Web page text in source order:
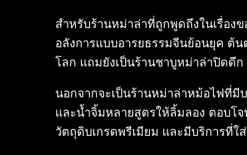
สำหรับร้านหม่าล่าที่ถูกพูดถึงในเรื่อง
อลังการแบบอารยธรรมจีนย้อนยุค ต้
โลก แถมยังเป็นร้านชาบูหม่าล่าปิดดึก
นอกจากจะเป็นร้านหม่าล่าหม้อไฟที่มี
และน้ำจิ้มหลายสูตรให้ลิ้มลอง ตอบโ
วัตถุดิบเกรดพรีเมียม และมีบริการที่ใ